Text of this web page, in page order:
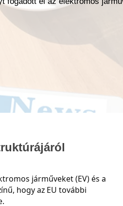
járműveket (EV) és a
hogy az EU további